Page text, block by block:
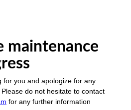
maintenance
for you and apologize for any
do not hesitate to contact
for any further information